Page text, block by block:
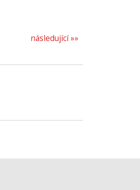
následující »»